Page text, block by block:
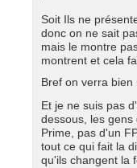
Soit Ils ne
donc on ne sait
mais le montre
montrent et cela
Bref on verra bien
Et je ne suis pas
dessous, les gens
Prime, pas d'un
tout ce qui fait la
qu'ils changent la